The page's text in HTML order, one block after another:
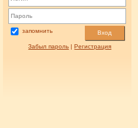
запомнить Вход
Забыл пароль |Регистрация